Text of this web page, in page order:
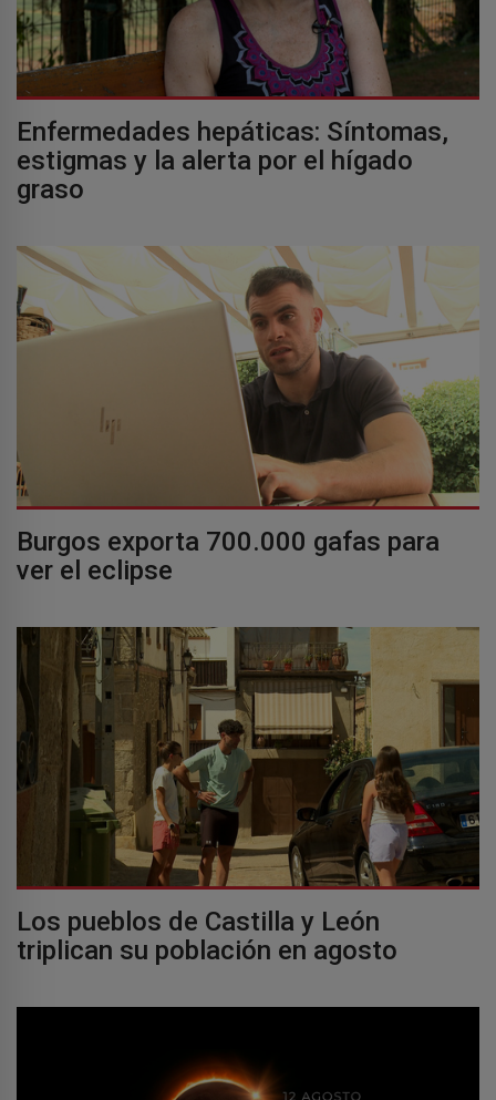
Enfermedades hepáticas: Síntomas,
estigmas y la alerta por el hígado
graso
Burgos exporta 700.000 gafas para
ver el eclipse
Los pueblos de Castilla y León
triplican su población en agosto